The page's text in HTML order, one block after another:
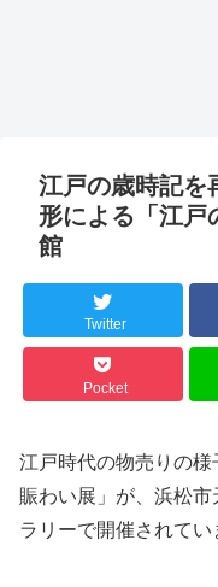
江戸の歳時記を
形による「江戸
館
Twitter
Pocket
江戸時代の物売りの
賑わい展」が、浜松市
ラリーで開催されてい